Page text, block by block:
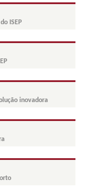
ISEP
inovadora